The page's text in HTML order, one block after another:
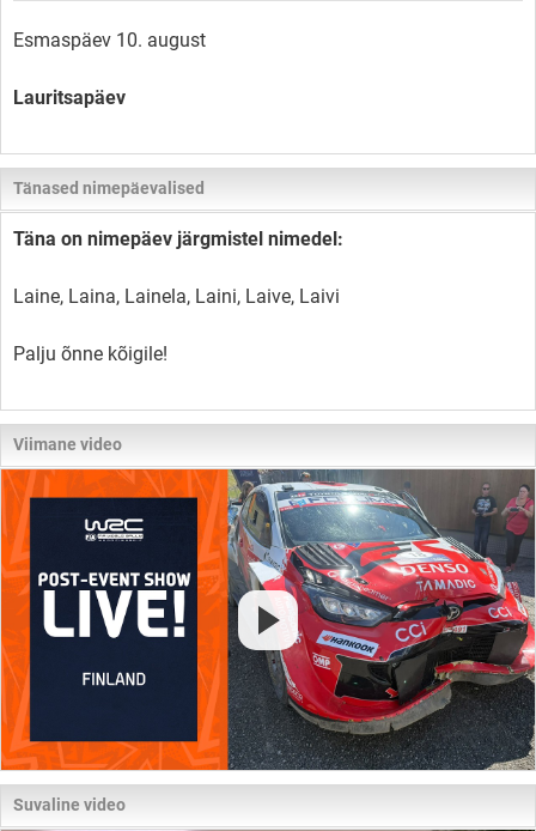
Esmaspäev 10. august
Lauritsapäev
Tänased nimepäevalised
Täna on nimepäev järgmistel nimedel:
Laine, Laina, Lainela, Laini, Laive, Laivi
Palju õnne kõigile!
Viimane video
Suvaline video